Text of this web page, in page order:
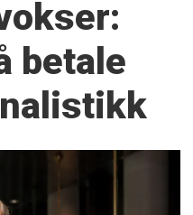
betale